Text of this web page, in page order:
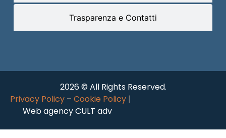
Trasparenza e Contatti
2026 © All Rights Reserved.
Privacy Policy – Cookie Policy |
Web agency CULT adv